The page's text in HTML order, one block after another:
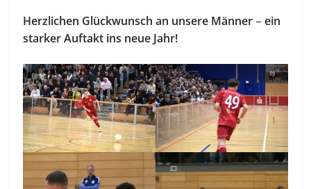
Herzlichen Glückwunsch an unsere Männer –ein
starker Auftakt ins neue Jahr!